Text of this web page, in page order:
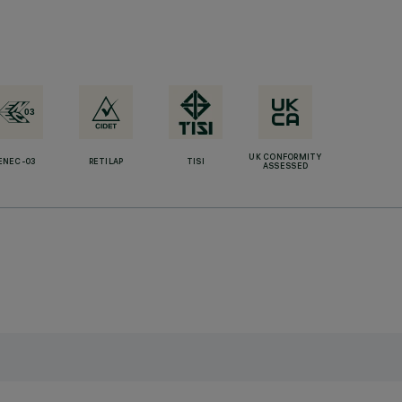
03 RETILAP TISI
UK CONFORMITY
ASSESSED